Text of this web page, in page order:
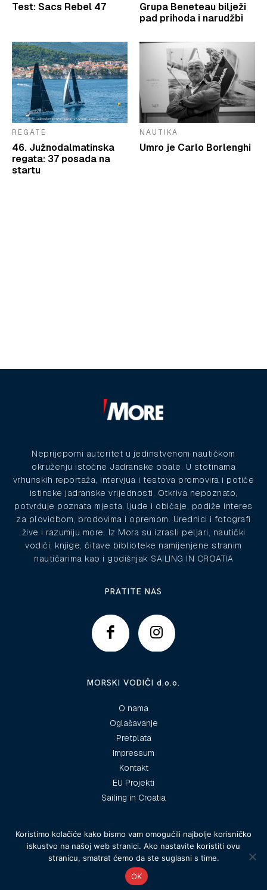
Test: Sacs Rebel 47
Grupa Beneteau bilježi
pad prihoda i narudžbi
REGATE
46. Južnodalmatinska
regata: 37 posada na
startu
NAUTIKA
Umro je Carlo Borlenghi
Neprijeporni autoritet u jedinstvenom nautičkom
okruženju istočne Jadranske obale. U stotinama
vrhunskih reportaža, intervjua i testova promovira i potiče
istinske jadranske vrijednosti. Otkriva nepoznato,
potvrđuje poznata mjesta, ljude i običaje, podiže interes
za plovidbom, brodovima i opremom. Urednici i fotografi
žive i razumiju more. Iz Mora su izrasli peljari, nautički
vodiči, knjige, čitave biblioteke namijenjene stranim
nautičarima kao i godišnjak SAILING IN CROATIA
PRATITE NAS
MORSKI VODIČI d.o.o.
O nama
Oglašavanje
Pretplata
Impressum
Kontakt
EU Projekti
Sailing in Croatia
© 2025 Morski vodiči
Koristimo kolačiće kako bismo vam omogućili najbolje korisničko
iskustvo na našoj web stranici. Ako nastavite koristiti ovu
stranicu, smatrat ćemo da ste suglasni s time.
OK